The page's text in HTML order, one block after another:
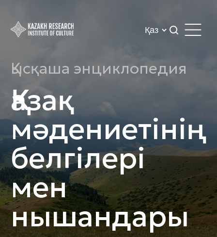
Қысқаша энциклопедия
Қазақ
мәдениетінің
белгілері
мен
нышандары